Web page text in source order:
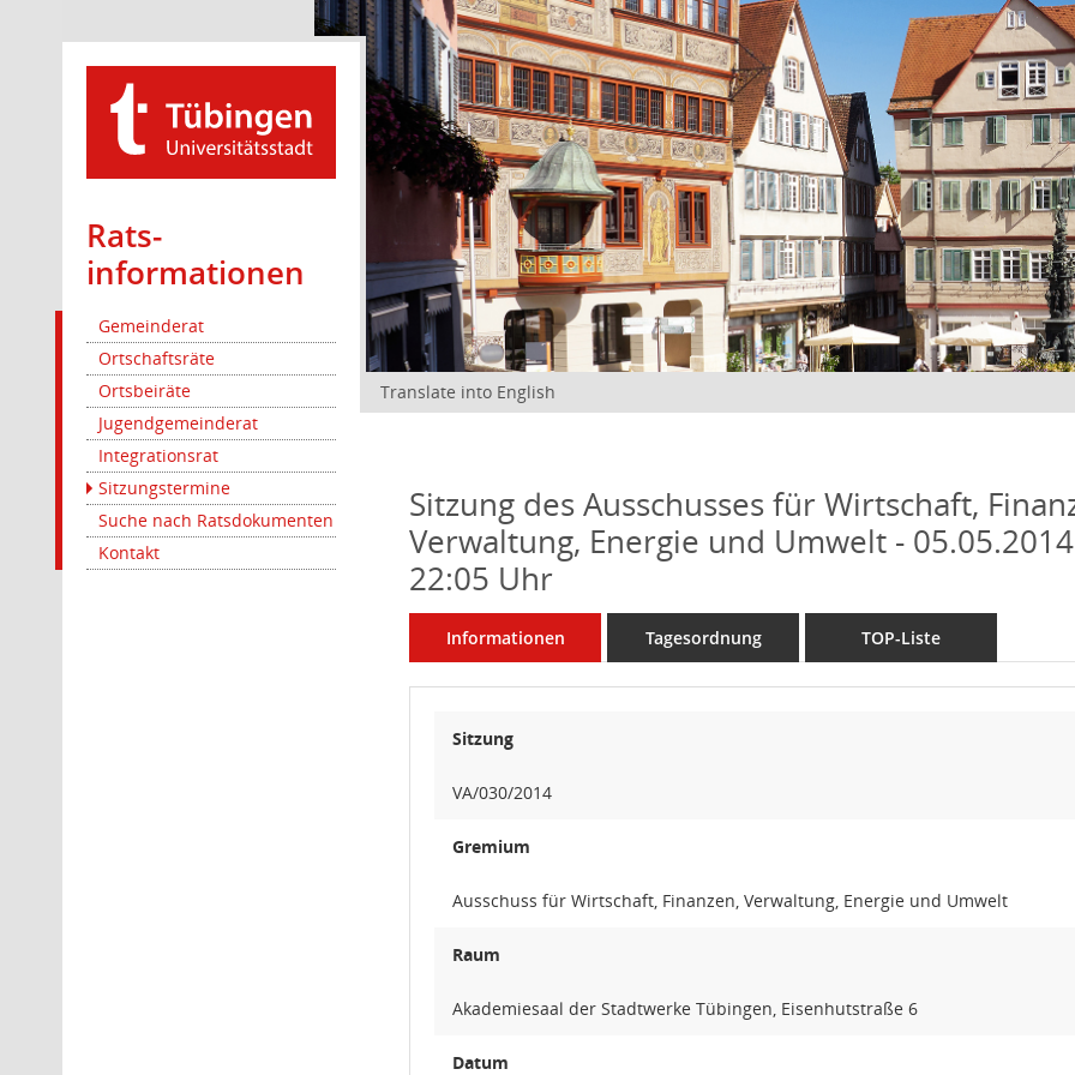
Rats­
informationen
Gemeinderat
Ortschaftsräte
Ortsbeiräte
Jugendgemeinderat
Integrationsrat
Sitzungstermine
Suche nach Ratsdokumenten
Kontakt
Translate into English
Sitzung des Ausschusses für Wirtschaft,
Verwaltung, Energie und Umwelt -
22:05 Uhr
Informationen Tagesordnung TOP-Liste
Sitzung
VA/030/2014
Gremium
Ausschuss für Wirtschaft, Finanzen, Verwaltung, Energie und Umwelt
Raum
Akademiesaal der Stadtwerke Tübingen, Eisenhutstraße 6
Datum